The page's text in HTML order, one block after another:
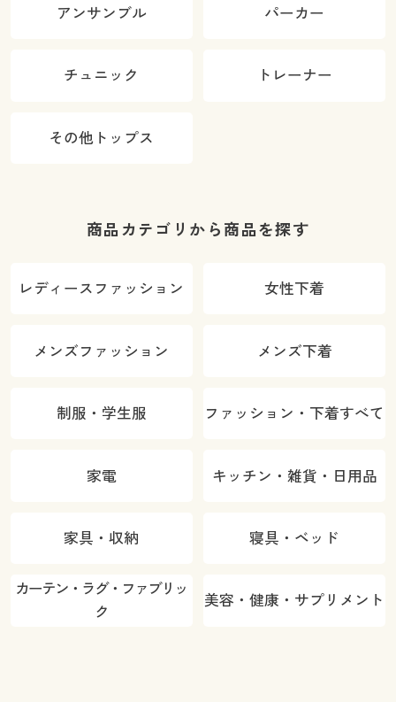
アンサンブル パーカー
チュニック トレーナー
その他トップス
商品カテゴリから商品を探す
レディースファッション 女性下着
メンズファッション メンズ下着
制服・学生服 ファッション・下着すべて
家電 キッチン・雑貨・日用品
家具・収納 寝具・ベッド
カーテン・ラグ・ファブリッ
ク
美容・健康・サプリメント